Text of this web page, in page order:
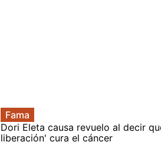
Fama
Dori Eleta causa revuelo al decir
liberación' cura el cáncer